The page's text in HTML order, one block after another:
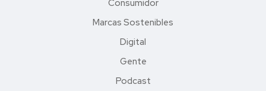
Consumidor
Marcas Sostenibles
Digital
Gente
Podcast